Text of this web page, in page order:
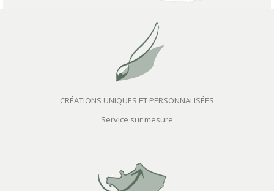
CRÉATIONS UNIQUES ET PERSONNALISÉES
Service sur mesure